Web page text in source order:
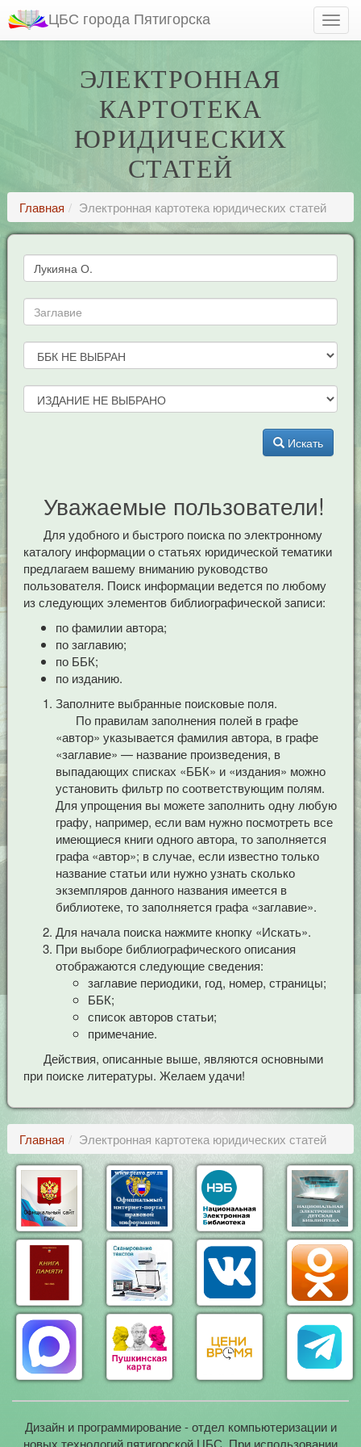
ЦБС города Пятигорска
ЭЛЕКТРОННАЯ
КАРТОТЕКА
ЮРИДИЧЕСКИХ
СТАТЕЙ
Главная Электронная картотека юридических статей
Искать
Уважаемые пользователи!
Для удобного и быстрого поиска по электронному
каталогу информации о статьях юридической тематики
предлагаем вашему вниманию руководство
пользователя. Поиск информации ведется по любому
из следующих элементов библиографической записи:
по фамилии автора;
по заглавию;
по ББК;
по изданию.
Заполните выбранные поисковые поля.
По правилам заполнения полей в графе
«автор» указывается фамилия автора, в графе
«заглавие» — название произведения, в
выпадающих списках «ББК» и «издания» можно
установить фильтр по соответствующим полям.
Для упрощения вы можете заполнить одну любую
графу, например, если вам нужно посмотреть все
имеющиеся книги одного автора, то заполняется
графа «автор»; в случае, если известно только
название статьи или нужно узнать сколько
экземпляров данного названия имеется в
библиотеке, то заполняется графа «заглавие».
Для начала поиска нажмите кнопку «Искать».
При выборе библиографического описания
отображаются следующие сведения:
заглавие периодики, год, номер, страницы;
ББК;
список авторов статьи;
примечание.
Действия, описанные выше, являются основными
при поиске литературы. Желаем удачи!
Главная Электронная картотека юридических статей
Дизайн и программирование - отдел компьютеризации и